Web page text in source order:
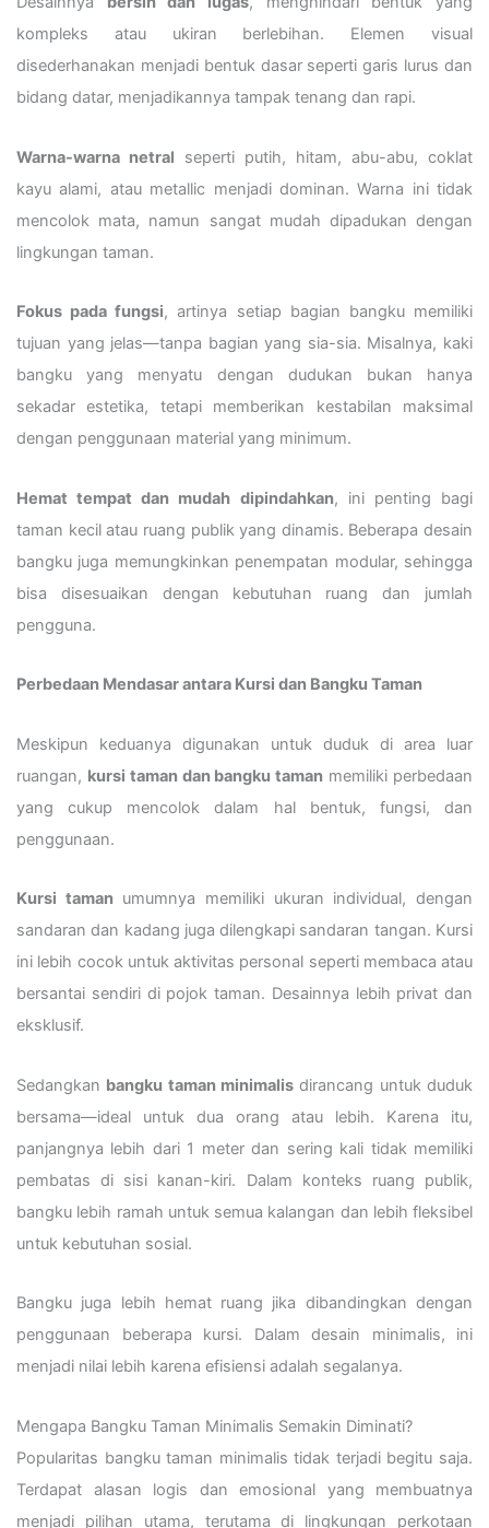
kompleks atau ukiran berlebihan. Elemen visual
disederhanakan menjadi bentuk dasar seperti garis lurus dan
bidang datar, menjadikannya tampak tenang dan rapi.
Warna-warna netral seperti putih, hitam, abu-abu, coklat
kayu alami, atau metallic menjadi dominan. Warna ini tidak
mencolok mata, namun sangat mudah dipadukan dengan
lingkungan taman.
Fokus pada fungsi, artinya setiap bagian bangku memiliki
tujuan yang jelas—tanpa bagian yang sia-sia. Misalnya, kaki
bangku yang menyatu dengan dudukan bukan hanya
sekadar estetika, tetapi memberikan kestabilan maksimal
dengan penggunaan material yang minimum.
Hemat tempat dan mudah dipindahkan, ini penting bagi
taman kecil atau ruang publik yang dinamis. Beberapa desain
bangku juga memungkinkan penempatan modular, sehingga
bisa disesuaikan dengan kebutuhan ruang dan jumlah
pengguna.
Perbedaan Mendasar antara Kursi dan Bangku Taman
Meskipun keduanya digunakan untuk duduk di area luar
ruangan, kursi taman dan bangku taman memiliki perbedaan
yang cukup mencolok dalam hal bentuk, fungsi, dan
penggunaan.
Kursi tamanumumnya memiliki ukuran individual, dengan
sandaran dan kadang juga dilengkapi sandaran tangan. Kursi
ini lebih cocok untuk aktivitas personal seperti membaca atau
bersantai sendiri di pojok taman. Desainnya lebih privat dan
eksklusif.
Sedangkan bangku taman minimalis dirancang untuk duduk
bersama—ideal untuk dua orang atau lebih. Karena itu,
panjangnya lebih dari 1 meter dan sering kali tidak memiliki
pembatas di sisi kanan-kiri. Dalam konteks ruang publik,
bangku lebih ramah untuk semua kalangan dan lebih fleksibel
untuk kebutuhan sosial.
Bangku juga lebih hemat ruang jika dibandingkan dengan
penggunaan beberapa kursi. Dalam desain minimalis, ini
menjadi nilai lebih karena efisiensi adalah segalanya.
Mengapa Bangku Taman Minimalis Semakin Diminati?
Popularitas bangku taman minimalis tidak terjadi begitu saja.
Terdapat alasan logis dan emosional yang membuatnya
menjadi pilihan utama, terutama di lingkungan perkotaan